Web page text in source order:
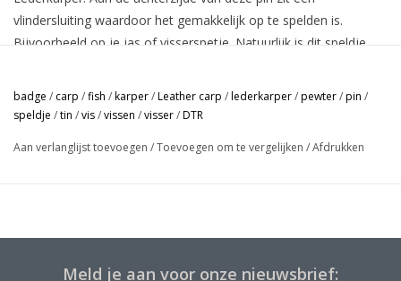
vlindersluiting waardoor het gemakkelijk op te spelden is.
Bijvoorbeeld op je jas of visserspetje. Natuurlijk is dit speldje
graag zou willen dragen.
Leuke dingen die je ook met het speldje kunt doen zijn:
* Op tafelkaartjes bij de indeling
badge / carp /fish /karper/Leather carp /lederkarper/pewter/pin /
speldje /tin /vis/vissen /visser/DTR
Aan verlanglijst toevoegen /Toevoegen om te vergelijken /Afdrukken
Meld je aan voor onze nieuwsbrief: